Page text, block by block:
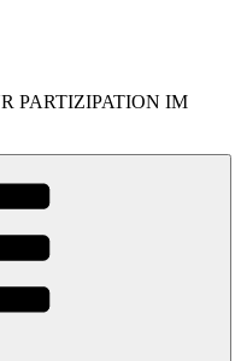
PARTIZIPATION IM